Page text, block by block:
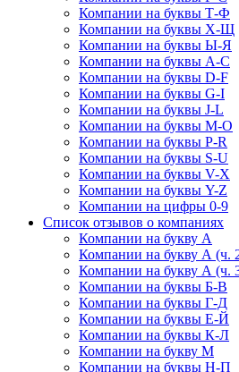
Компании на буквы Т-Ф
Компании на буквы Х-Щ
Компании на буквы Ы-Я
Компании на буквы A-C
Компании на буквы D-F
Компании на буквы G-I
Компании на буквы J-L
Компании на буквы M-O
Компании на буквы P-R
Компании на буквы S-U
Компании на буквы V-X
Компании на буквы Y-Z
Компании на цифры 0-9
Список отзывов о компаниях
Компании на букву А
Компании на букву А (ч.
Компании на букву А (ч.
Компании на буквы Б-В
Компании на буквы Г-Д
Компании на буквы Е-Й
Компании на буквы К-Л
Компании на букву М
Компании на буквы Н-П